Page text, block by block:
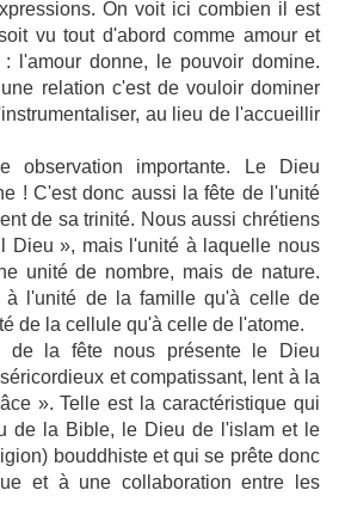
On voit ici combien il est
vu tout d'abord comme amour et
l'amour donne, le pouvoir domine.
relation c'est de vouloir dominer
au lieu de l'accueillir
observation importante. Le Dieu
! C'est donc aussi la fête de l'unité
de sa trinité. Nous aussi chrétiens
Dieu », mais l'unité à laquelle nous
unité de nombre, mais de nature.
à l'unité de la famille qu'à celle de
de la cellule qu'à celle de l'atome.
de la fête nous présente le Dieu
et compatissant, lent à la
». Telle est la caractéristique qui
de la Bible, le Dieu de l'islam et le
bouddhiste et qui se prête donc
et à une collaboration entre les